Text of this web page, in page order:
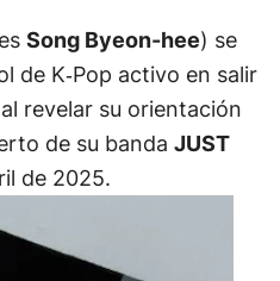
Song Byeon-hee) se
de K‑Pop activo en salir
revelar su orientación
de su banda JUST
de 2025.